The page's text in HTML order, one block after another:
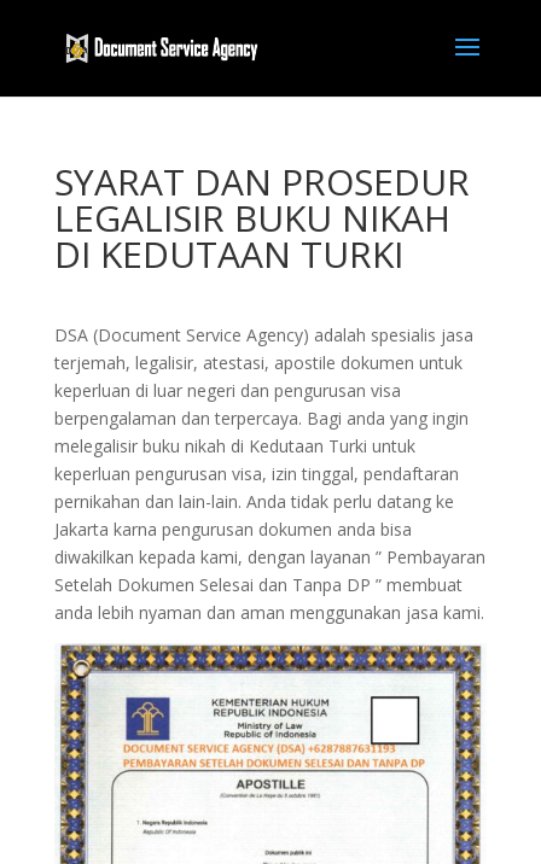
SYARAT DAN PROSEDUR
LEGALISIR BUKU NIKAH
DI KEDUTAAN TURKI
DSA (Document Service Agency) adalah spesialis jasa
terjemah, legalisir, atestasi, apostile dokumen untuk
keperluan di luar negeri dan pengurusan visa
berpengalaman dan terpercaya. Bagi anda yang ingin
melegalisir buku nikah di Kedutaan Turki untuk
keperluan pengurusan visa, izin tinggal, pendaftaran
pernikahan dan lain-lain. Anda tidak perlu datang ke
Jakarta karna pengurusan dokumen anda bisa
diwakilkan kepada kami, dengan layanan ” Pembayaran
Setelah Dokumen Selesai dan Tanpa DP ” membuat
anda lebih nyaman dan aman menggunakan jasa kami.